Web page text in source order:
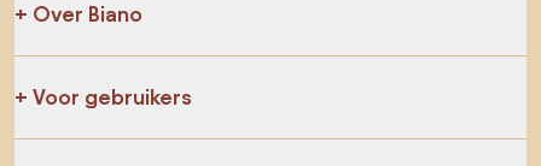
Over Biano
Voor gebruikers